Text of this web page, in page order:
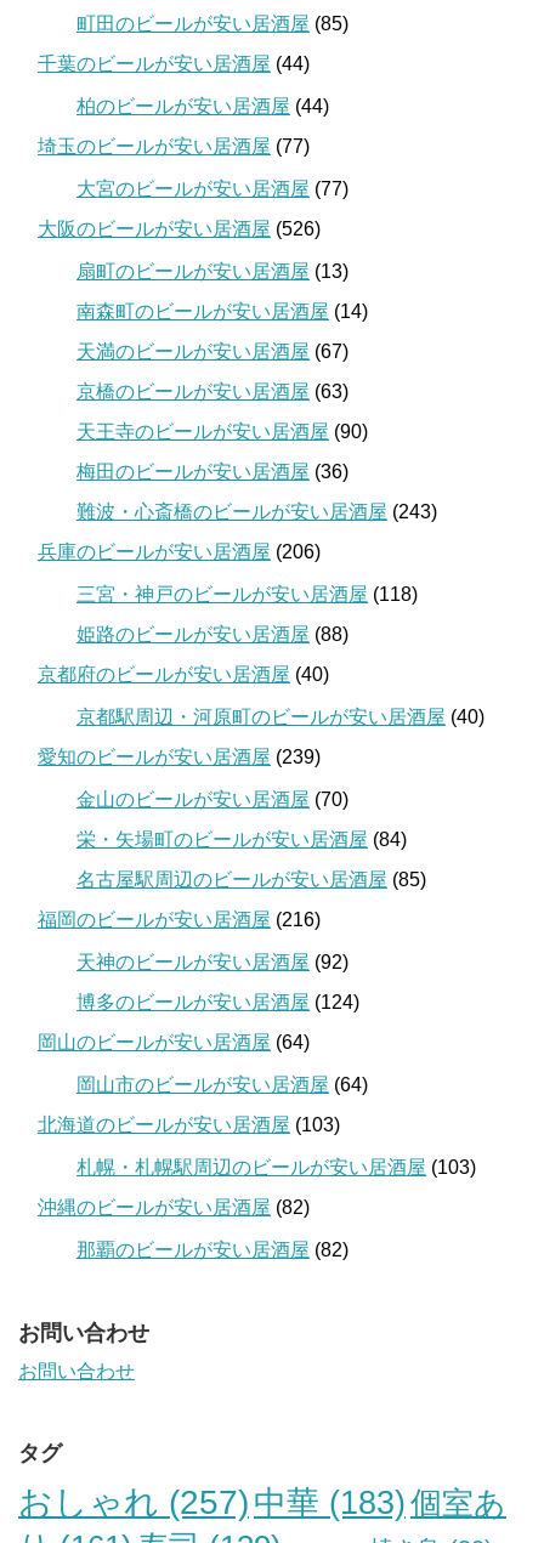
町田のビールが安い居酒屋 (85)
千葉のビールが安い居酒屋 (44)
柏のビールが安い居酒屋 (44)
埼玉のビールが安い居酒屋 (77)
大宮のビールが安い居酒屋 (77)
大阪のビールが安い居酒屋 (526)
扇町のビールが安い居酒屋 (13)
南森町のビールが安い居酒屋 (14)
天満のビールが安い居酒屋 (67)
京橋のビールが安い居酒屋 (63)
天王寺のビールが安い居酒屋 (90)
梅田のビールが安い居酒屋 (36)
難波・心斎橋のビールが安い居酒屋 (243)
兵庫のビールが安い居酒屋 (206)
三宮・神戸のビールが安い居酒屋 (118)
姫路のビールが安い居酒屋 (88)
京都府のビールが安い居酒屋 (40)
京都駅周辺・河原町のビールが安い居酒屋 (40)
愛知のビールが安い居酒屋 (239)
金山のビールが安い居酒屋 (70)
栄・矢場町のビールが安い居酒屋 (84)
名古屋駅周辺のビールが安い居酒屋 (85)
福岡のビールが安い居酒屋 (216)
天神のビールが安い居酒屋 (92)
博多のビールが安い居酒屋 (124)
岡山のビールが安い居酒屋 (64)
岡山市のビールが安い居酒屋 (64)
北海道のビールが安い居酒屋 (103)
札幌・札幌駅周辺のビールが安い居酒屋 (103)
沖縄のビールが安い居酒屋 (82)
那覇のビールが安い居酒屋 (82)
お問い合わせ
お問い合わせ
タグ
おしゃれ (257) 中華 (183)個室あ